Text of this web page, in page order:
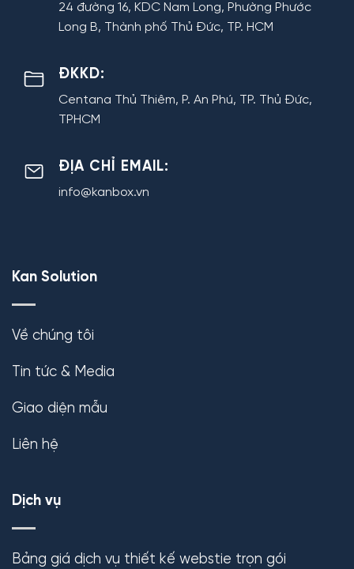
24 đường 16, KDC Nam Long, Phường Phước
Long B, Thành phố Thủ Đức, TP. HCM
ĐKKD:
Centana Thủ Thiêm, P. An Phú, TP. Thủ Đức,
TPHCM
ĐỊA CHỈ EMAIL:
info@kanbox.vn
Kan Solution
Về chúng tôi
Tin tức & Media
Giao diện mẫu
Liên hệ
Dịch vụ
Bảng giá dịch vụ thiết kế webstie trọn gói